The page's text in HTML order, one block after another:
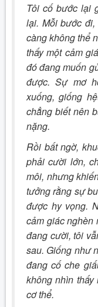
Tôi cố bước lại
lại. Mỗi bước
càng không thể
thấy một cảm
đó đang muốn
được. Sự mơ
xuống, giống
chẳng biết nên
nặng.
Rồi bất ngờ,
phải cười lớn,
môi, nhưng
tưởng rằng sự
được hy vọng.
cảm giác nghèn
đang cười, tôi
sau. Giống như
đang cố che
không nhìn
cơ thể.